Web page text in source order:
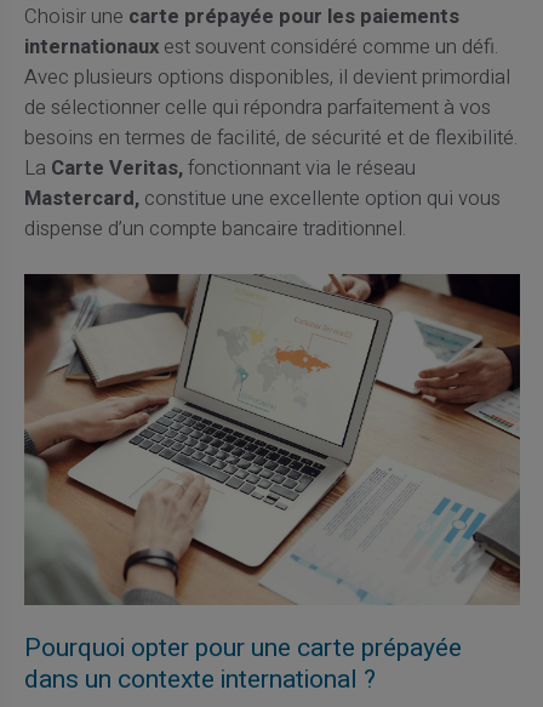
Choisir une carte prépayée pour les paiements
internationauxest souvent considéré comme un défi.
Avec plusieurs options disponibles, il devient primordial
de sélectionner celle qui répondra parfaitement à vos
besoins en termes de facilité, de sécurité et de flexibilité.
La Carte Veritas,fonctionnant via le réseau
Mastercard,constitue une excellente option qui vous
dispense d’un compte bancaire traditionnel.
Pourquoi opter pour une carte prépayée
dans un contexte international ?